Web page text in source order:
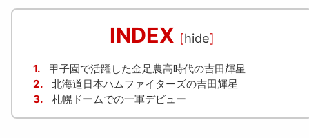
INDEX [hide]
1.
甲子園で活躍した金足農高時代の吉田輝星
2.
北海道日本ハムファイターズの吉田輝星
3.
札幌ドームでの一軍デビュー